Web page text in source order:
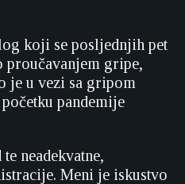
koji se posljednjih pet
proučavanjem gripe,
je u vezi sa gripom
pandemije
neadekvatne,
Meni je iskustvo